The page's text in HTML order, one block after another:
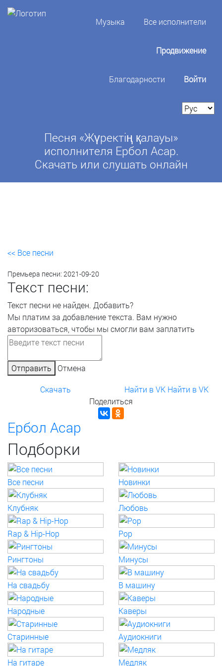
Музыка Все исполнители
Продвижение
Благодарности Войти
Песня «Жүректің қалауы»
исполнителя Ербол Асар.
Скачать или слушать онлайн
<< Все песни
Премьера песни: 2021-09-20
Текст песни:
Текст песни не найден. Добавить?
Мы платим за добавление текста. Вам нужно
авторизоваться, чтобы мы смогли вам заплатить
Отправить Отмена
Скачать Найти в VK Найти в VK
Поделиться
Ербол Асар
Подборки
Все песни Новинки
Клубняк Любовь
Rap & Hip-Hop Pop
Рингтоны Минусы
На свадьбу В машину
Народные Каверы
Старинные Аудиокниги
На гитаре Медляк